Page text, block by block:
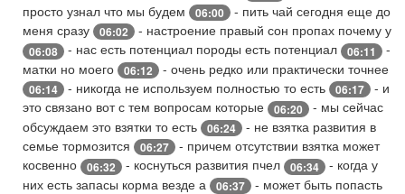
просто узнал что мы будем
06:00
- пить чай сегодня еще до
меня сразу
06:02 - настроение правый сон пропах почему у
06:08 - нас есть потенциал породы есть потенциал 06:11
-
матки но моего
06:12 - очень редко или практически точнее
06:14 - никогда не используем полностью то есть 06:17
- и
это связано вот с тем вопросам которые
06:20
- мы сейчас
обсуждаем это взятки то есть
06:24
- не взятка развития в
семье тормозится
06:27
- причем отсутствии взятка может
косвенно
06:32 - коснуться развития пчел 06:34
- когда у
них есть запасы корма везде а
06:37
- может быть попасть